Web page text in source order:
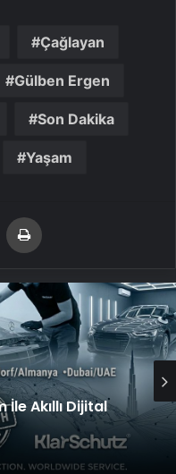
Çağlayan
Gülben Ergen
Son Dakika
Yaşam
Email'den paylaş
İle Akıllı Dijital